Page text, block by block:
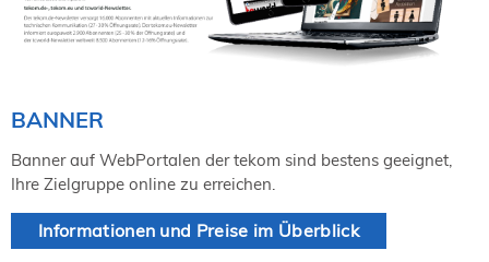
BANNER
Banner auf WebPortalen der tekom sind bestens geeignet,
Ihre Zielgruppe online zu erreichen.
Informationen und Preise im Überblick